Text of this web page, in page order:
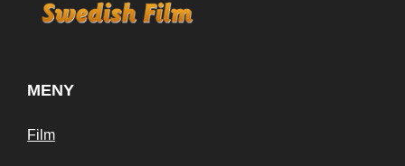
MENY
Film